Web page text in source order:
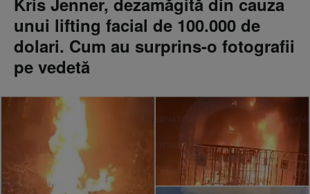
unui lifting facial de 100.000 de
dolari. Cum au surprins-o fotografii
pe vedetă